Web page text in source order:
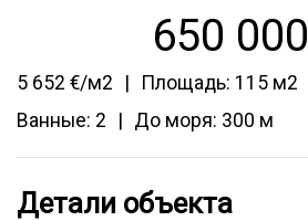
650 000
5 652 €/м2 Площадь: 115 м2
Ванные: 2
До моря: 300 м
Детали объекта